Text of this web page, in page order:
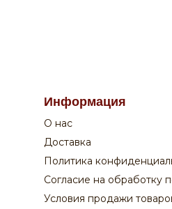
+7 908 762 44 09
Пн-Сб:
Время доставки -
Поддержка
Информация
Условия продажи
О нас
Доставка
Политика
Согласие на обработку